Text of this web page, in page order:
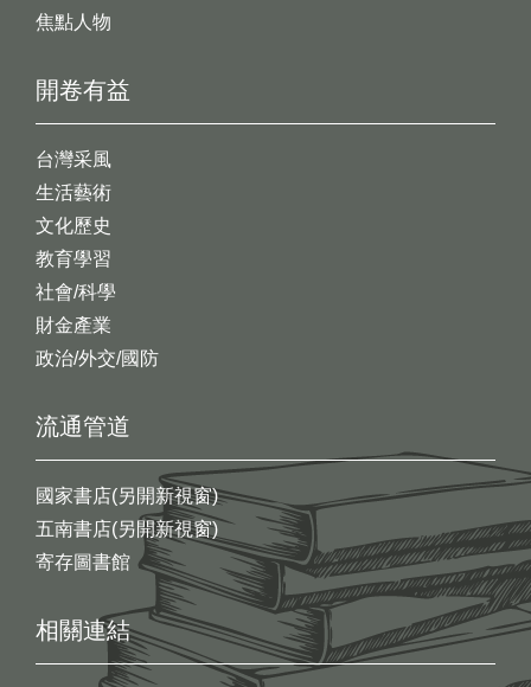
開卷有益
台灣采風
生活藝術
文化歷史
教育學習
社會/科學
財金產業
政治/外交/國防
焦點人物
流通管道
國家書店(另開新視窗)
五南書店(另開新視窗)
寄存圖書館
相關連結